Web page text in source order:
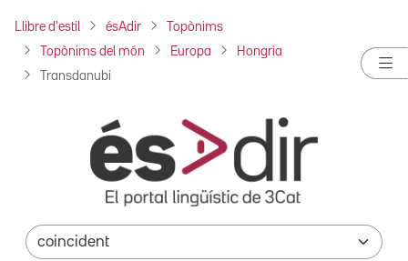
Llibre d'estil ésAdir Topònims
Topònims del món Europa Hongria
Transdanubi